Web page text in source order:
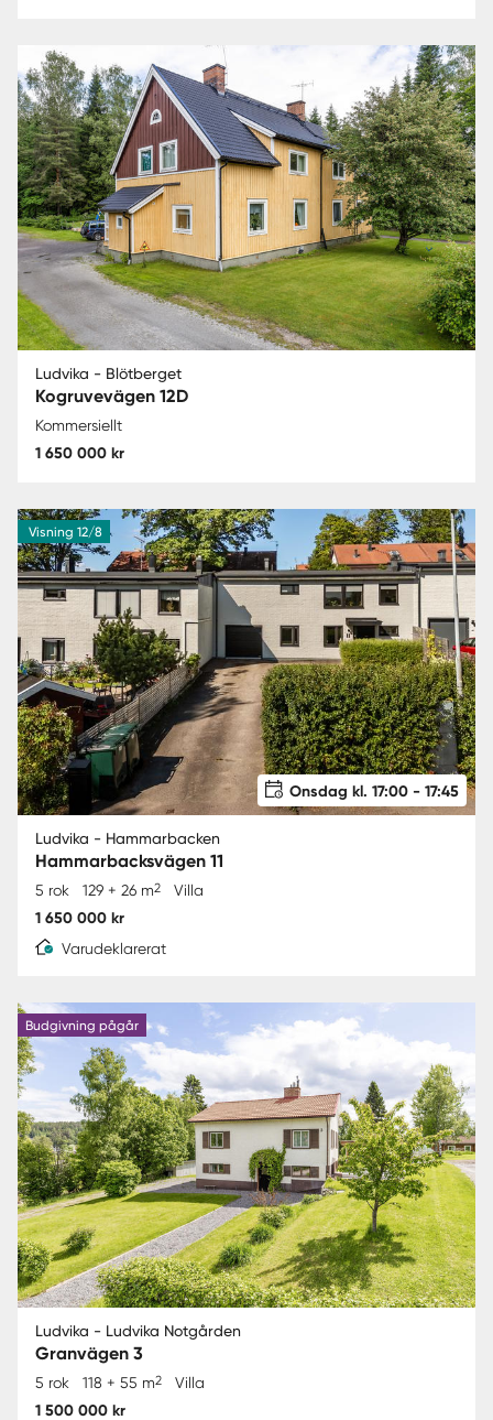
Ludvika - Blötberget
Kogruvevägen 12D
Kommersiellt
1 650 000 kr
Visning 12/8
Onsdag kl. 17:00 - 17:45
Ludvika - Hammarbacken
Hammarbacksvägen 11
5 rok 129 + 26 m2 Villa
1 650 000 kr
Varudeklarerat
Budgivning pågår
Ludvika - Ludvika Notgården
Granvägen 3
5 rok 118 + 55 m2 Villa
1 500 000 kr